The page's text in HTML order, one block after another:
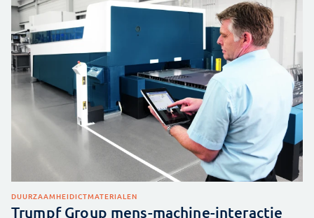
DUURZAAMHEIDICTMATERIALEN
Trumpf Group mens-machine-interactie